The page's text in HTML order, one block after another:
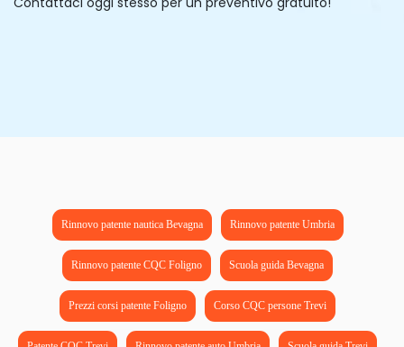
Rinnovo patente nautica Bevagna Rinnovo patente Umbria
Rinnovo patente CQC Foligno Scuola guida Bevagna
Prezzi corsi patente Foligno Corso CQC persone Trevi